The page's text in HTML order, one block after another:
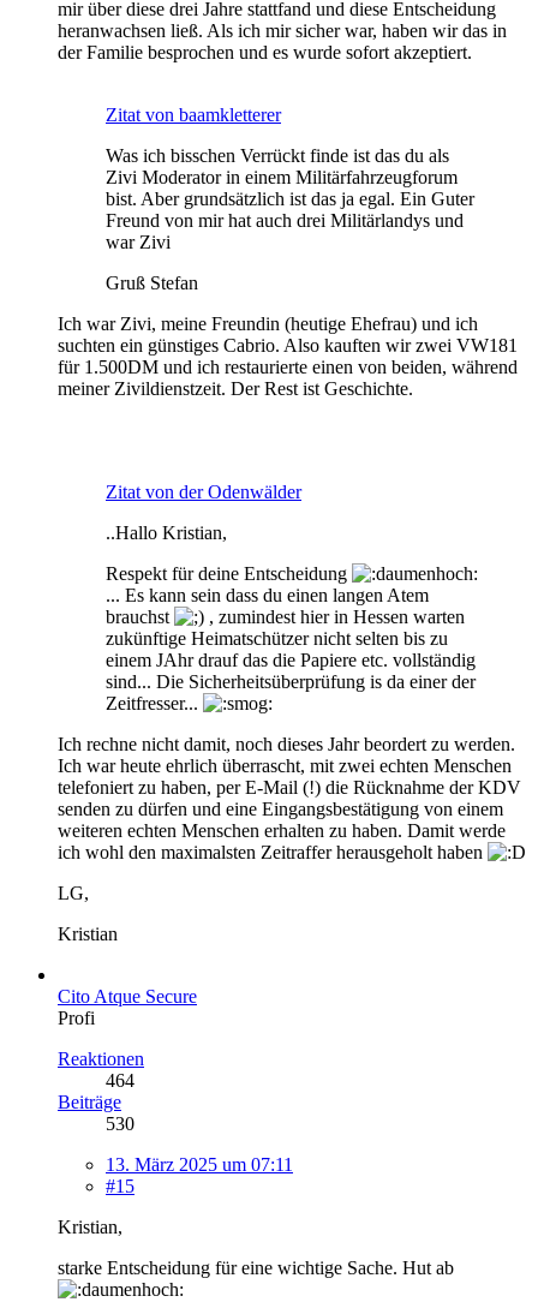
mir über diese drei Jahre stattfand und diese Entscheidung
heranwachsen ließ. Als ich mir sicher war, haben wir das in
der Familie besprochen und es wurde sofort akzeptiert.
Zitat von baamkletterer
Was ich bisschen Verrückt finde ist das du als
Zivi Moderator in einem Militärfahrzeugforum
bist. Aber grundsätzlich ist das ja egal. Ein Guter
Freund von mir hat auch drei Militärlandys und
war Zivi
Gruß Stefan
Ich war Zivi, meine Freundin (heutige Ehefrau) und ich
suchten ein günstiges Cabrio. Also kauften wir zwei VW181
für 1.500DM und ich restaurierte einen von beiden, während
meiner Zivildienstzeit. Der Rest ist Geschichte.
Zitat von der Odenwälder
..Hallo Kristian,
Respekt für deine Entscheidung
... Es kann sein dass du einen langen Atem
brauchst
, zumindest hier in Hessen warten
zukünftige Heimatschützer nicht selten bis zu
einem JAhr drauf das die Papiere etc. vollständig
sind... Die Sicherheitsüberprüfung is da einer der
Zeitfresser...
Ich rechne nicht damit, noch dieses Jahr beordert zu werden.
Ich war heute ehrlich überrascht, mit zwei echten Menschen
telefoniert zu haben, per E-Mail (!) die Rücknahme der KDV
senden zu dürfen und eine Eingangsbestätigung von einem
weiteren echten Menschen erhalten zu haben. Damit werde
ich wohl den maximalsten Zeitraffer herausgeholt haben
LG,
Kristian
Cito Atque Secure
Profi
Reaktionen
464
Beiträge
530
13. März 2025 um 07:11
#15
Kristian,
starke Entscheidung für eine wichtige Sache. Hut ab